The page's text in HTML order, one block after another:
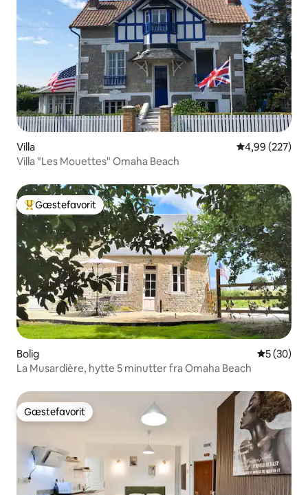
Villa 4,99 ud af 5 i
4,99 (227)
Villa "Les Mouettes" Omaha Beach
Bedste gæstefavorit
Gæstefavorit
Bolig 5 ud af 5 i
5 (30)
La Musardière, hytte 5 minutter fra Omaha Beach
Gæstefavorit
Gæstefavorit